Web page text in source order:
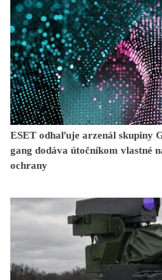
ESET odhaľuje arzenál skupiny
gang dodáva útočníkom vlastné
ochrany